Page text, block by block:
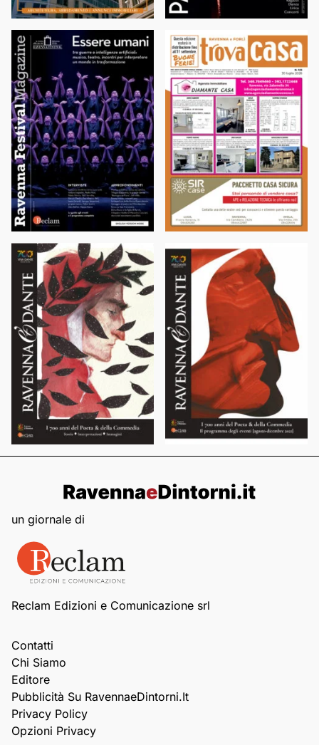
un giornale di
Reclam Edizioni e Comunicazione srl
Contatti
Chi Siamo
Editore
Pubblicità Su RavennaeDintorni.it
Privacy Policy
Opzioni Privacy